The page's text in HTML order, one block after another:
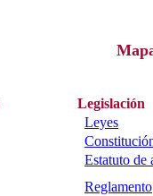
Legislación
Leyes
Estatuto de
Reglamento